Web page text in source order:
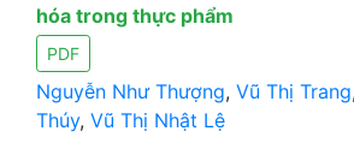
hóa trong thực phẩm
PDF
Nguyễn Như Thượng, Vũ Thị Trang
Thúy, Vũ Thị Nhật Lệ